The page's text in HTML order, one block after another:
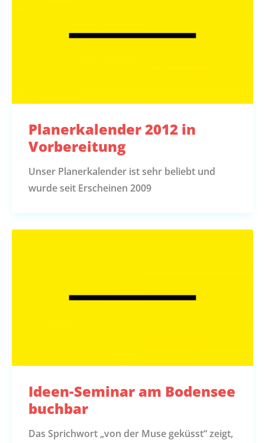
Planerkalender 2012 in
Vorbereitung
Unser Planerkalender ist sehr beliebt und
wurde seit Erscheinen 2009
Ideen-Seminar am Bodensee
buchbar
Das Sprichwort „von der Muse geküsst“ zeigt,